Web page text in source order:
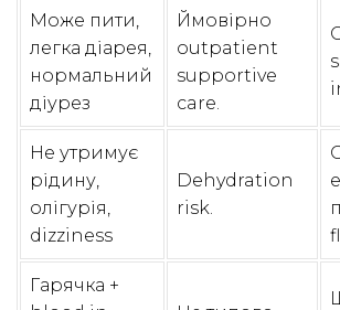
Може пити,
легка діарея,
нормальний
діурез
Ймовірно
outpatient
supportive
care.
Не утримує
рідину,
олігурія,
dizziness
Dehydration
risk.
Гарячка +